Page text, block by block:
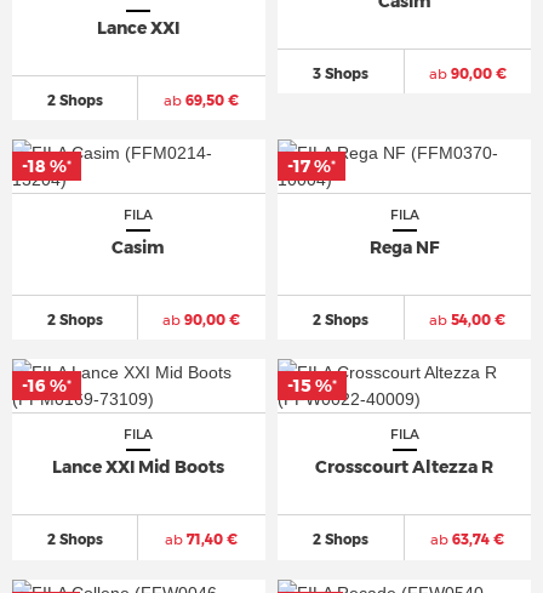
Lance XXI
2 Shops ab 69,50 €
3 Shops ab90,00 €
FILA
Casim
2 Shops ab 90,00 €
-18 %*
FILA
Rega NF
2 Shops ab 54,00 €
-17 %*
FILA
Lance XXI Mid Boots
2 Shops ab 71,40 €
-16 %*
FILA
Crosscourt Altezza R
2 Shops ab 63,74 €
-15 %*